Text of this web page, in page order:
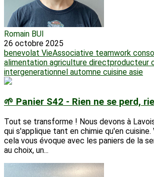
Romain BUI
26 octobre 2025
benevolat VieAssociative teamwork
alimentation agriculture directproducteur
intergenerationnel automne cuisine asie
🌱 Panier S42 - Rien ne se perd,
Tout se transforme ! Nous devons à
qui s'applique tant en chimie qu'en
cela vous évoque avec les paniers de la
au choix, un...